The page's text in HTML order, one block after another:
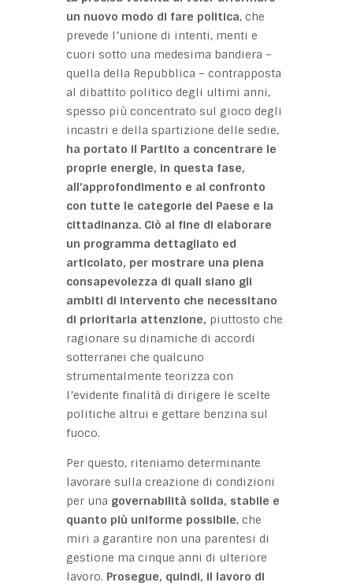
un nuovo modo di fare politica, che
prevede l’unione di intenti, menti e
cuori sotto una medesima bandiera –
quella della Repubblica – contrapposta
al dibattito politico degli ultimi anni,
spesso più concentrato sul gioco degli
incastri e della spartizione delle sedie,
ha portato il Partito a concentrare le
proprie energie, in questa fase,
all’approfondimento e al confronto
con tutte le categorie del Paese e la
cittadinanza. Ciò al fine di elaborare
un programma dettagliato ed
articolato, per mostrare una piena
consapevolezza di quali siano gli
ambiti di intervento che necessitano
di prioritaria attenzione, piuttosto che
ragionare su dinamiche di accordi
sotterranei che qualcuno
strumentalmente teorizza con
l’evidente finalità di dirigere le scelte
politiche altrui e gettare benzina sul
fuoco.
Per questo, riteniamo determinante
lavorare sulla creazione di condizioni
per una governabilità solida, stabile e
quanto più uniforme possibile, che
miri a garantire non una parentesi di
gestione ma cinque anni di ulteriore
lavoro. Prosegue, quindi, il lavoro di